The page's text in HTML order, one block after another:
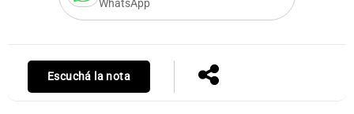
WhatsApp
Escuchá la nota